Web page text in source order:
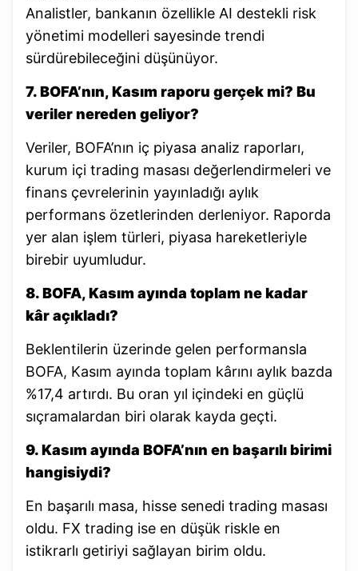
Analistler, bankanın özellikle AI destekli risk
yönetimi modelleri sayesinde trendi
sürdürebileceğini düşünüyor.
7. BOFA’nın, Kasım raporu gerçek mi? Bu
veriler nereden geliyor?
Veriler, BOFA’nın iç piyasa analiz raporları,
kurum içi trading masası değerlendirmeleri ve
finans çevrelerinin yayınladığı aylık
performans özetlerinden derleniyor. Raporda
yer alan işlem türleri, piyasa hareketleriyle
birebir uyumludur.
8. BOFA, Kasım ayında toplam ne kadar
kâr açıkladı?
Beklentilerin üzerinde gelen performansla
BOFA, Kasım ayında toplam kârını aylık bazda
%17,4 artırdı. Bu oran yıl içindeki en güçlü
sıçramalardan biri olarak kayda geçti.
9. Kasım ayında BOFA’nın en başarılı birimi
hangisiydi?
En başarılı masa, hisse senedi trading masası
oldu. FX trading ise en düşük riskle en
istikrarlı getiriyi sağlayan birim oldu.